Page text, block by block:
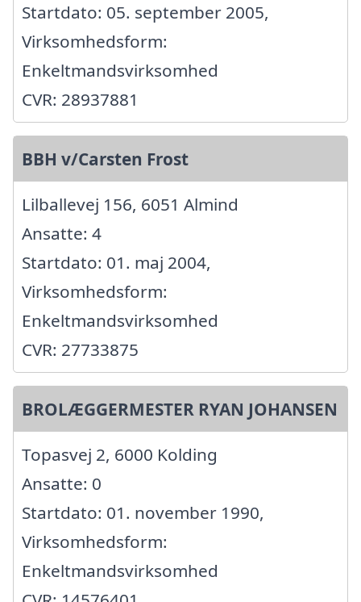
Startdato: 05. september 2005,
Virksomhedsform:
Enkeltmandsvirksomhed
CVR: 28937881
BBH v/Carsten Frost
Lilballevej 156, 6051 Almind
Ansatte: 4
Startdato: 01. maj 2004,
Virksomhedsform:
Enkeltmandsvirksomhed
CVR: 27733875
BROLÆGGERMESTER RYAN JOHANSEN
Topasvej 2, 6000 Kolding
Ansatte: 0
Startdato: 01. november 1990,
Virksomhedsform:
Enkeltmandsvirksomhed